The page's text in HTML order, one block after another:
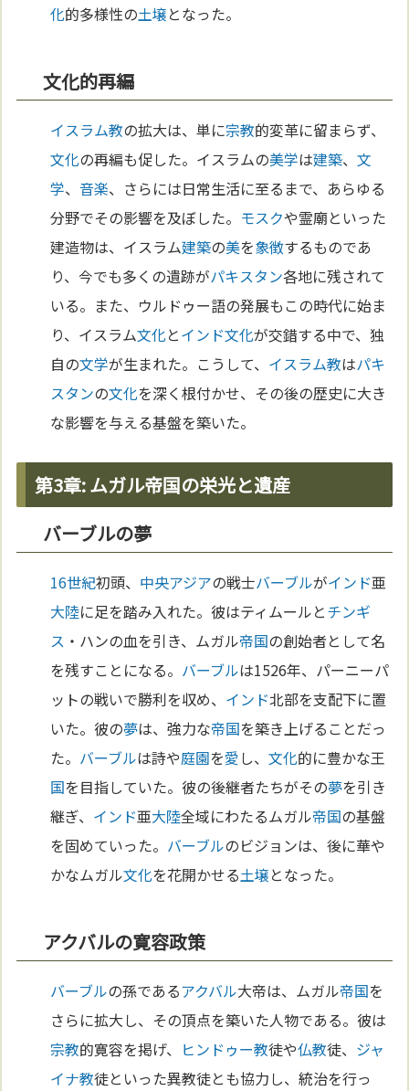
化的多様性の土壌となった。
文化的再編
イスラム教の拡大は、単に宗教的変革に留まらず、
文化の再編も促した。イスラムの美学は建築、文
学、音楽、さらには日常生活に至るまで、あらゆる
分野でその影響を及ぼした。 モスクや霊廟といった
建造物は、イスラム建築の美を象徴するものであ
り、今でも多くの遺跡がパキスタン各地に残されて
いる。また、ウルドゥー語の発展もこの時代に始ま
り、イスラム文化とインド文化が交錯する中で、独
自の文学が生まれた。こうして、 イスラム教はパキ
スタンの文化を深く根付かせ、その後の歴史に大き
な影響を与える基盤を築いた。
第3章: ムガル帝国の栄光と遺産
バーブルの夢
16世紀初頭、 中央アジアの戦士バーブルがインド亜
大陸に足を踏み入れた。彼はティムールとチンギ
ス ・ハンの血を引き、ムガル帝国の創始者として名
を残すことになる。 バーブルは1526年、パーニーパ
ットの戦いで勝利を収め、 インド北部を支配下に置
いた。彼の夢は、強力な帝国を築き上げることだっ
た。 バーブルは詩や庭園を愛し、文化的に豊かな王
国を目指していた。彼の後継者たちがその夢を引き
継ぎ、 インド亜大陸全域にわたるムガル帝国の基盤
を固めていった。 バーブルのビジョンは、後に華や
かなムガル文化を花開かせる土壌となった。
アクバルの寛容政策
バーブルの孫であるアクバル大帝は、ムガル帝国を
さらに拡大し、その頂点を築いた人物である。彼は
宗教的寛容を掲げ、 ヒンドゥー教徒や仏教徒、 ジャ
イナ教徒といった異教徒とも協力し、統治を行っ